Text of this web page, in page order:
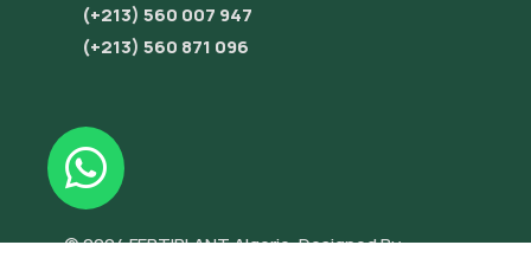
(+213) 560 007 947
(+213) 560 871 096
© 2024 FERTIPLANT Algerie. Designed By